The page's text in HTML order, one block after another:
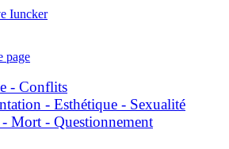
Iuncker
page
- Conflits
- Esthétique - Sexualité
- Mort - Questionnement